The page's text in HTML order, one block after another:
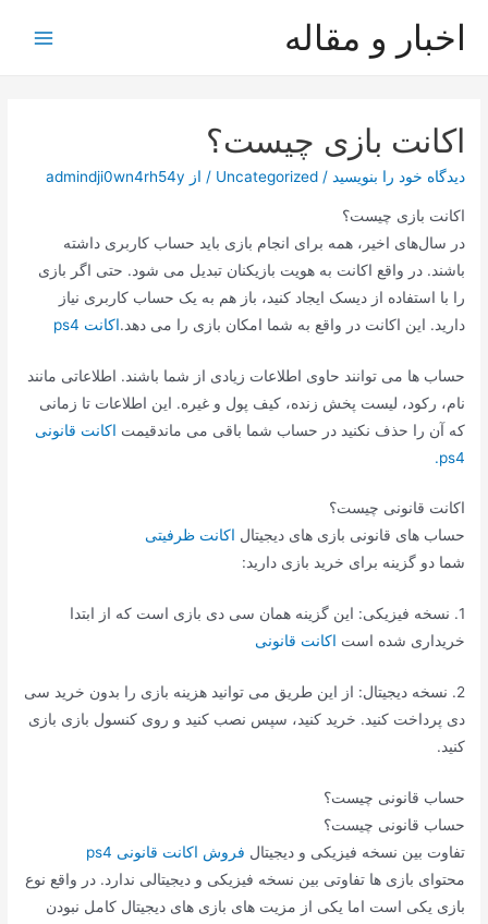
اخبار و مقاله
اکانت بازی چیست؟
دیدگاه‌ خود را بنویسید /
Uncategorized / از admindji0wn4rh54y
اکانت بازی چیست؟
در سال‌های اخیر، همه برای انجام بازی باید حساب کاربری داشته
باشند. در واقع اکانت به هویت بازیکنان تبدیل می شود. حتی اگر بازی
را با استفاده از دیسک ایجاد کنید، باز هم به یک حساب کاربری نیاز
دارید. این اکانت در واقع به شما امکان بازی را می دهد.اکانت ps4
حساب ها می توانند حاوی اطلاعات زیادی از شما باشند. اطلاعاتی مانند
نام، رکود، لیست پخش زنده، کیف پول و غیره. این اطلاعات تا زمانی
که آن را حذف نکنید در حساب شما باقی می ماندقیمت اکانت قانونی
ps4.
اکانت قانونی چیست؟
حساب های قانونی بازی های دیجیتال اکانت ظرفیتی
شما دو گزینه برای خرید بازی دارید:
1. نسخه فیزیکی: این گزینه همان سی دی بازی است که از ابتدا
خریداری شده است اکانت قانونی
2. نسخه دیجیتال: از این طریق می توانید هزینه بازی را بدون خرید سی
دی پرداخت کنید. خرید کنید، سپس نصب کنید و روی کنسول بازی بازی
کنید.
حساب قانونی چیست؟
حساب قانونی چیست؟
تفاوت بین نسخه فیزیکی و دیجیتال فروش اکانت قانونی ps4
محتوای بازی ها تفاوتی بین نسخه فیزیکی و دیجیتالی ندارد. در واقع نوع
بازی یکی است اما یکی از مزیت های بازی های دیجیتال کامل نبودن